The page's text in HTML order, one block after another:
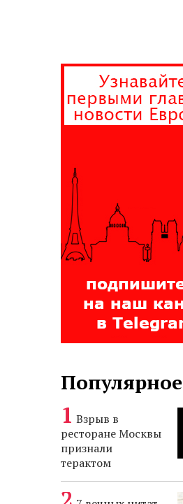
Популярное
Взрыв в
ресторане Москвы
признали
терактом